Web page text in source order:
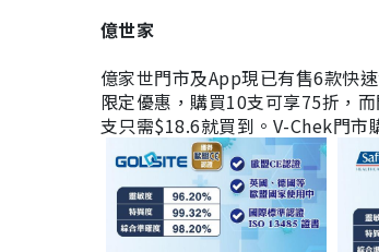
億世家
億家世門市及App現已有售6款快
限定優惠，購買10支可享75折，
支只需$18.6就買到。V-Chek門市